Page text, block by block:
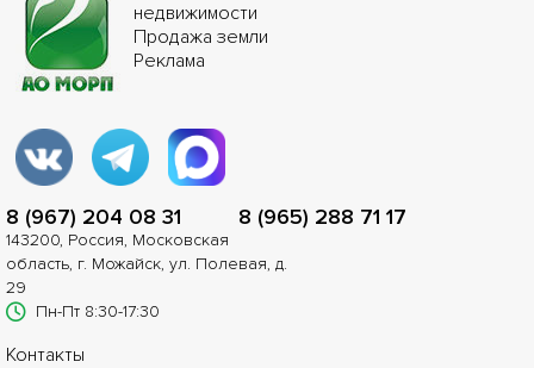
недвижимости
Продажа земли
Реклама
8 (967) 204 08 31 8 (965) 288 71 17
143200, Россия, Московская
область, г. Можайск, ул. Полевая, д.
29
Пн-Пт 8:30-17:30
Контакты